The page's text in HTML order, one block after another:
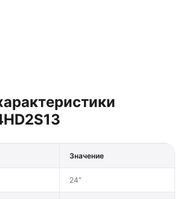
Значение
24″